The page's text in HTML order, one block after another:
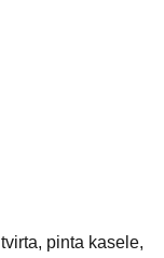
pinta kasele,